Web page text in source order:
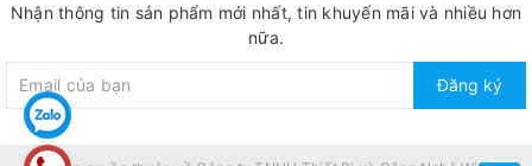
Nhận thông tin sản phẩm mới nhất, tin khuyến mãi và nhiều hơn
nữa.
Đăng ký